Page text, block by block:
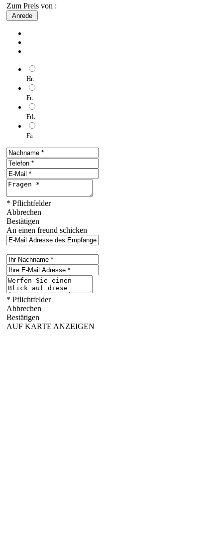
Zum Preis von :
Anrede
Hr.
Fr.
Frl.
Fa
* Pflichtfelder
Abbrechen
Bestätigen
An einen freund schicken
* Pflichtfelder
Abbrechen
Bestätigen
AUF KARTE ANZEIGEN